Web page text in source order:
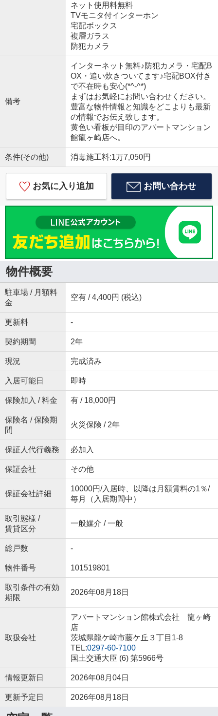
ネット使用料無料
TVモニタ付インターホン
宅配ボックス
複層ガラス
防犯カメラ
備考
インターネット無料♪防犯カメラ・宅配B
OX・追い炊きついてます♪宅配BOX付き
で不在時も安心(*^-^*)
まずはお気軽にお問い合わせください。
豊富な物件情報と知識をどこよりも最新
の情報でお伝え致します。
黄色い看板が目印のアパートマンション
館龍ヶ崎店へ。
条件(その他) 消毒施工料:1万7,050円
お気に入り追加 お問い合わせ
物件概要
駐車場 / 月額料
金
空有 / 4,400円 (税込)
更新料 -
契約期間 2年
現況 完成済み
入居可能日 即時
保険加入 / 料金 有 / 18,000円
保険名 / 保険期
間
火災保険 / 2年
保証人代行義務 必加入
保証会社 その他
保証会社詳細
10000円/入居時、以降は月額賃料の1％/
毎月（入居期間中）
取引態様 /
賃貸区分
一般媒介 / 一般
総戸数 -
物件番号 101519801
取引条件の有効
期限
2026年08月18日
取扱会社
アパートマンション館株式会社 龍ヶ崎
店
茨城県龍ケ崎市藤ケ丘３丁目1-8
TEL:0297-60-7100
国土交通大臣 (6) 第5966号
情報更新日 2026年08月04日
更新予定日 2026年08月18日